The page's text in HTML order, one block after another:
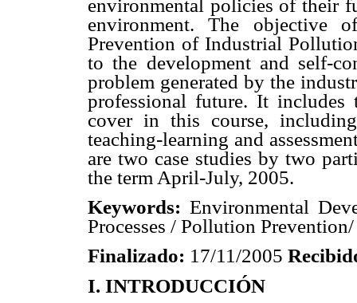
environmental policies of their
environment. The objective
Prevention of Industrial
to the development and self-
problem generated by the
professional future. It
cover in this course,
teaching-learning and
are two case studies by two
the term April-July, 2005.
Keywords: Environmental
Processes / Pollution
Finalizado: 17/11/2005
I. INTRODUCCIÓN